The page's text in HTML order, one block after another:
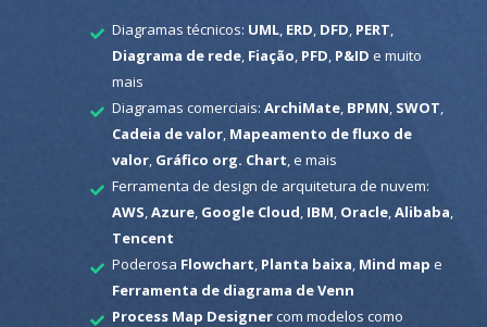
Diagramas técnicos: UML, ERD DFD PERT
Diagrama de rede, Fiação PFD P&ID e muito
mais
Diagramas comerciais: ArchiMate, BPMN SWOT
Cadeia de valor, Mapeamento de fluxo de
valor, Gráfico org. Chart , e mais
Ferramenta de design de arquitetura de nuvem:
AWS Azure, Google Cloud IBM Oracle, Alibaba
Tencent
Poderosa Flowchart Planta baixa Mind map e
Ferramenta de diagrama de Venn
Process Map Designercom modelos como